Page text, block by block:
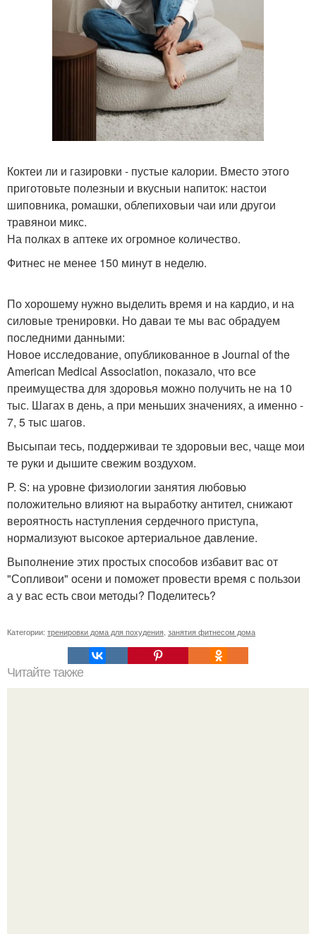
Коктеи ли и газировки - пустые калории. Вместо этого
приготовьте полезныи и вкусныи напиток: настои
шиповника, ромашки, облепиховыи чаи или другои
травянои микс.
На полках в аптеке их огромное количество.
Фитнес не менее 150 минут в неделю.
По хорошему нужно выделить время и на кардио, и на
силовые тренировки. Но даваи те мы вас обрадуем
последними данными:
Новое исследование, опубликованное в Journal of the
American Medical Association, показало, что все
преимущества для здоровья можно получить не на 10
тыс. Шагах в день, а при меньших значениях, а именно -
7, 5 тыс шагов.
Высыпаи тесь, поддерживаи те здоровыи вес, чаще мои
те руки и дышите свежим воздухом.
P. S: на уровне физиологии занятия любовью
положительно влияют на выработку антител, снижают
вероятность наступления сердечного приступа,
нормализуют высокое артериальное давление.
Выполнение этих простых способов избавит вас от
"Сопливои" осени и поможет провести время с пользои
а у вас есть свои методы? Поделитесь?
Категории: тренировки дома для похудения занятия фитнесом дома
Читайте также